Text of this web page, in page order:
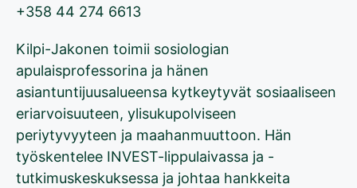
+358 44 274 6613
Kilpi-Jakonen toimii sosiologian
apulaisprofessorina ja hänen
asiantuntijuusalueensa kytkeytyvät sosiaaliseen
eriarvoisuuteen, ylisukupolviseen
periytyvyyteen ja maahanmuuttoon. Hän
työskentelee INVEST-lippulaivassa ja -
tutkimuskeskuksessa ja johtaa hankkeita